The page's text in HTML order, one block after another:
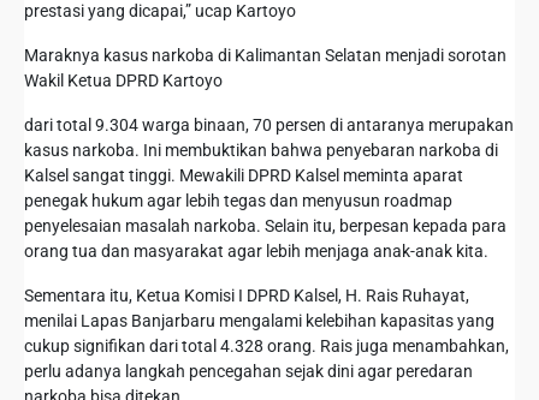
prestasi yang dicapai,” ucap Kartoyo
Maraknya kasus narkoba di Kalimantan Selatan menjadi sorotan
Wakil Ketua DPRD Kartoyo
dari total 9.304 warga binaan, 70 persen di antaranya merupakan
kasus narkoba. Ini membuktikan bahwa penyebaran narkoba di
Kalsel sangat tinggi. Mewakili DPRD Kalsel meminta aparat
penegak hukum agar lebih tegas dan menyusun roadmap
penyelesaian masalah narkoba. Selain itu, berpesan kepada para
orang tua dan masyarakat agar lebih menjaga anak-anak kita.
Sementara itu, Ketua Komisi I DPRD Kalsel, H. Rais Ruhayat,
menilai Lapas Banjarbaru mengalami kelebihan kapasitas yang
cukup signifikan dari total 4.328 orang. Rais juga menambahkan,
perlu adanya langkah pencegahan sejak dini agar peredaran